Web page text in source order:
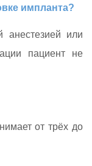
импланта?
анестезией или
пациент не
от трёх до